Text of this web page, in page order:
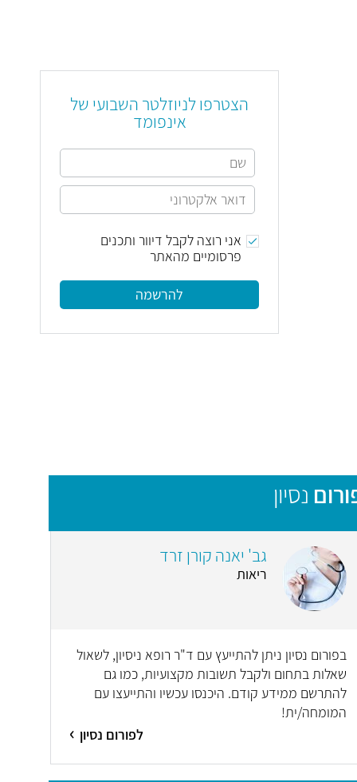
הצטרפו לניוזלטר השבועי של
אינפומד
אני רוצה לקבל דיוור ותכנים
פרסומיים מהאתר
להרשמה
נסיון
גב' יאנה קורן זרד
ריאות
בפורום נסיון ניתן להתייעץ עם ד"ר רופא ניסיון, לשאול
שאלות בתחום ולקבל תשובות מקצועיות, כמו גם
להתרשם ממידע קודם. היכנסו עכשיו והתייעצו עם
המומחה/ית!
לפורום נסיון